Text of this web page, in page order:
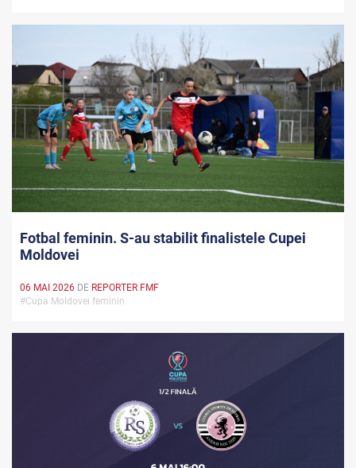
Fotbal feminin. S-au stabilit finalistele Cupei
Moldovei
06 MAI 2026 DE REPORTER FMF
#Cupa Moldovei feminin